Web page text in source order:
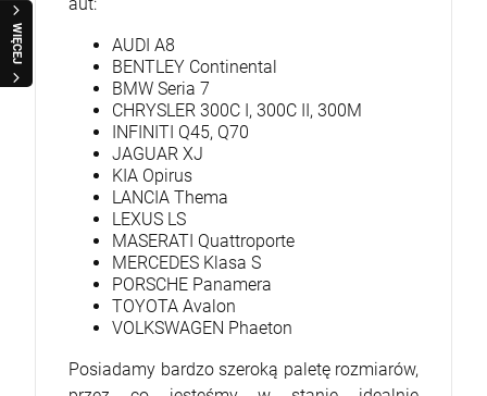
WIĘCEJ
AUDI A8
BENTLEY Continental
BMW Seria 7
CHRYSLER 300C I, 300C II, 300M
INFINITI Q45, Q70
JAGUAR XJ
KIA Opirus
LANCIA Thema
LEXUS LS
MASERATI Quattroporte
MERCEDES Klasa S
PORSCHE Panamera
TOYOTA Avalon
VOLKSWAGEN Phaeton
Posiadamy bardzo szeroką paletę rozmiarów,